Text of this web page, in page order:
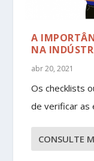
A
NA
abr 20, 2021
Os checklists
de verificar as
CONSULTE